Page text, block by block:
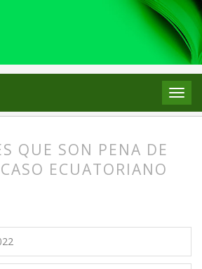
Núm. 8 (2022): Número especial vinculado
QUE SON PENA DE
ECUATORIANO